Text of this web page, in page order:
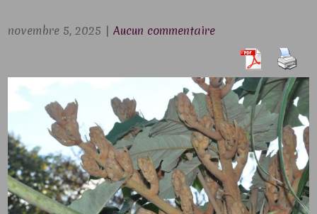
novembre 5, 2025 |Aucun commentaire